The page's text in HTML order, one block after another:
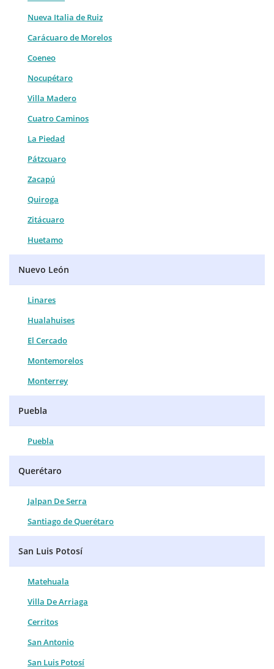
Nueva Italia de Ruiz
Carácuaro de Morelos
Coeneo
Nocupétaro
Villa Madero
Cuatro Caminos
La Piedad
Pátzcuaro
Zacapú
Quiroga
Zitácuaro
Huetamo
Nuevo León
Linares
Hualahuises
El Cercado
Montemorelos
Monterrey
Puebla
Puebla
Querétaro
Jalpan De Serra
Santiago de Querétaro
San Luis Potosí
Matehuala
Villa De Arriaga
Cerritos
San Antonio
San Luis Potosí